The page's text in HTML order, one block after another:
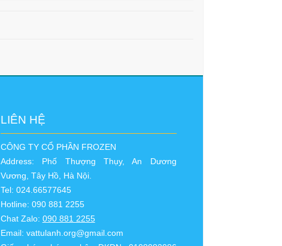
LIÊN HỆ
CÔNG TY CỔ PHẦN FROZEN
Address: Phố Thượng Thụy, An Dương
Vương, Tây Hồ, Hà Nội.
Tel: 024.66577645
Hotline: 090 881 2255
Chat Zalo: 090 881 2255
Email: vattulanh.org@gmail.com